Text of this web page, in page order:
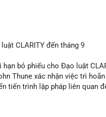
CLARITY đến tháng 9
bỏ phiếu cho Đạo luật
Thune xác nhận việc trì hoãn
tiến trình lập pháp liên quan